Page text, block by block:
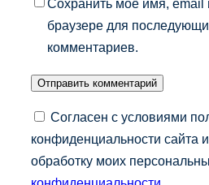
Сохранить моё имя, email
браузере для
комментариев.
Согласен с условиями
конфиденциальности сайта
обработку моих